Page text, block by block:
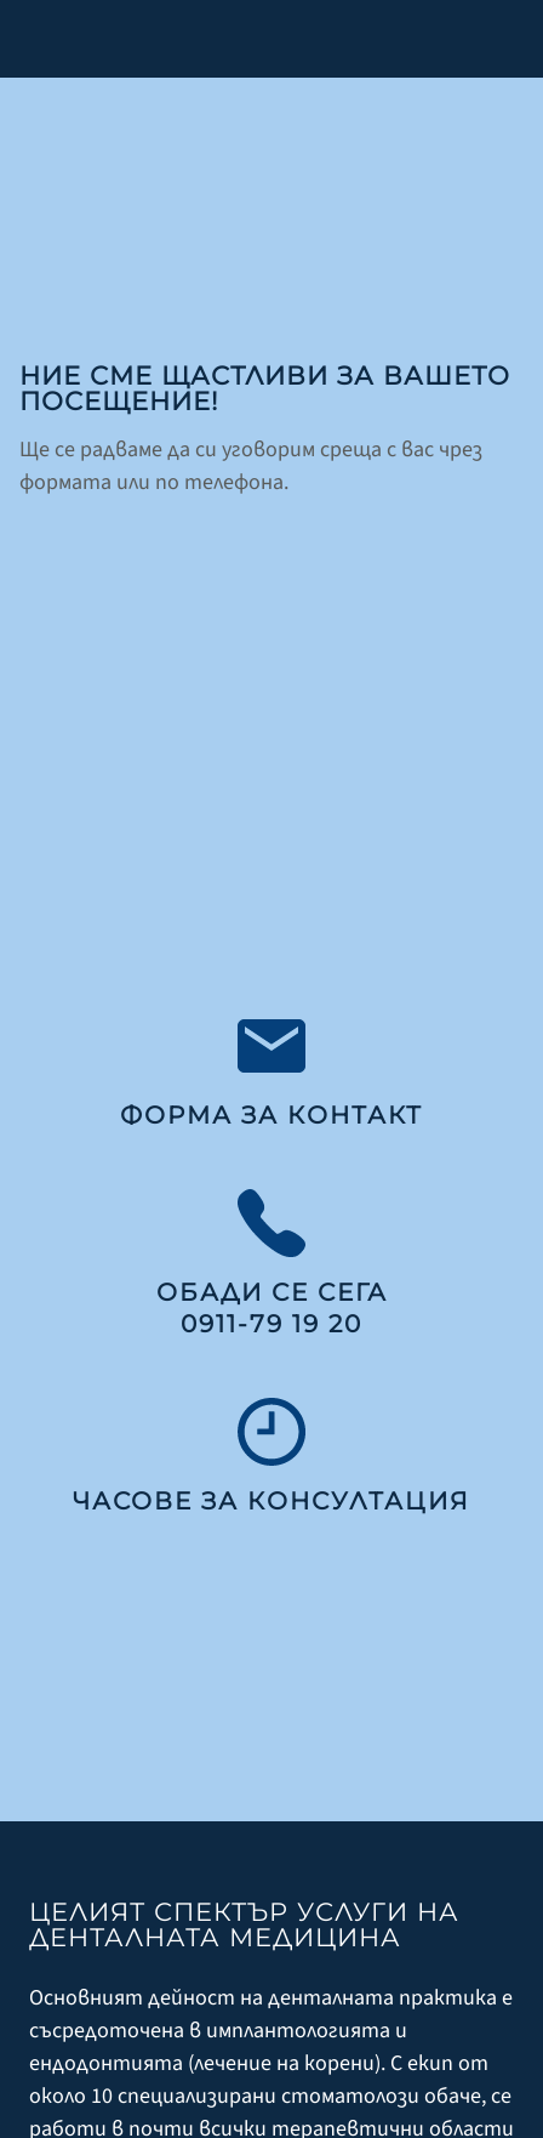
Д-Р ФОЛКЕР ЛУДВИГ
УСЛУГИ
КОНТАКТ
НИЕ СМЕ ЩАСТЛИВИ ЗА ВАШЕТО
ПОСЕЩЕНИЕ!
Ще се радваме да си уговорим среща с вас чрез
формата или по телефона.
ФОРМА ЗА КОНТАКТ
ОБАДИ СЕ СЕГА
0911-79 19 20
ЧАСОВЕ ЗА КОНСУЛТАЦИЯ
ЦЕЛИЯТ СПЕКТЪР УСЛУГИ НА
ДЕНТАЛНАТА МЕДИЦИНА
Основният дейност на денталната практика е
съсредоточена в имплантологията и
ендодонтията (лечение на корени). С екип от
около 10 специализирани стоматолози обаче, се
работи в почти всички терапевтични области